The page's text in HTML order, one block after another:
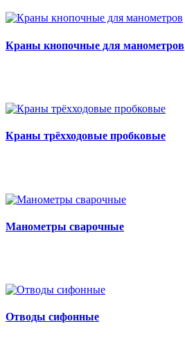
Краны кнопочные для манометров
Краны трёхходовые пробковые
Манометры сварочные
Отводы сифонные